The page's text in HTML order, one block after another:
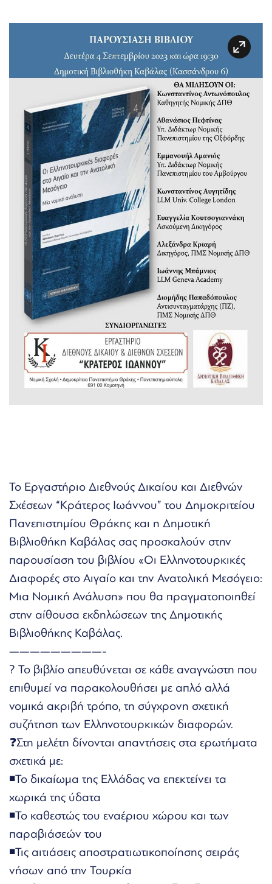
Το Εργαστήριο Διεθνούς Δικαίου και Διεθνών
Σχέσεων “Κράτερος Ιωάννου” του Δημοκριτείου
Πανεπιστημίου Θράκης και η Δημοτική
Βιβλιοθήκη Καβάλας σας προσκαλούν στην
παρουσίαση του βιβλίου «Οι Ελληνοτουρκικές
Διαφορές στο Αιγαίο και την Ανατολική Μεσόγειο:
Μια Νομική Ανάλυση» που θα πραγματοποιηθεί
στην αίθουσα εκδηλώσεων της Δημοτικής
Βιβλιοθήκης Καβάλας.
—————————-
? Το βιβλίο απευθύνεται σε κάθε αναγνώστη που
επιθυμεί να παρακολουθήσει με απλό αλλά
νομικά ακριβή τρόπο, τη σύγχρονη σχετική
συζήτηση των Ελληνοτουρκικών διαφορών.
❓Στη μελέτη δίνονται απαντήσεις στα ερωτήματα
σχετικά με:
◾Το δικαίωμα της Ελλάδας να επεκτείνει τα
χωρικά της ύδατα
◾Το καθεστώς του εναέριου χώρου και των
παραβιάσεών του
◾Τις αιτιάσεις αποστρατιωτικοποίησης σειράς
νήσων από την Τουρκία